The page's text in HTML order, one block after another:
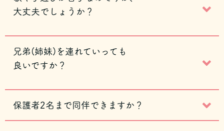
大丈夫でしょうか？
兄弟(姉妹)を連れていっても
良いですか？
保護者2名まで同伴できますか？